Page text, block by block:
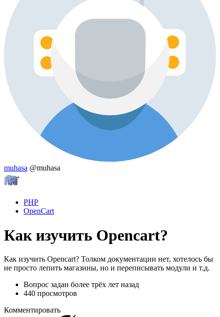
muhasa @muhasa
PHP
OpenCart
Как изучить Opencart?
Как изучить Opencart? Толком документации нет, хотелось бы
не просто лепить магазины, но и переписывать модули и т.д.
Вопрос задан более трёх лет назад
440 просмотров
Комментировать